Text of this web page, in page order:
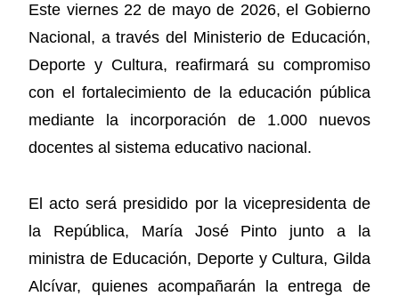
Este viernes 22 de mayo de 2026, el Gobierno
Nacional, a través del Ministerio de Educación,
Deporte y Cultura, reafirmará su compromiso
con el fortalecimiento de la educación pública
mediante la incorporación de 1.000 nuevos
docentes al sistema educativo nacional.
El acto será presidido por la vicepresidenta de
la República, María José Pinto junto a la
ministra de Educación, Deporte y Cultura, Gilda
Alcívar, quienes acompañarán la entrega de